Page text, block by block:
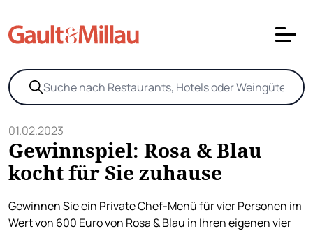
01.02.2023
Gewinnspiel: Rosa & Blau
kocht für Sie zuhause
Gewinnen Sie ein Private Chef-Menü für vier Personen im
Wert von 600 Euro von Rosa & Blau in Ihren eigenen vier